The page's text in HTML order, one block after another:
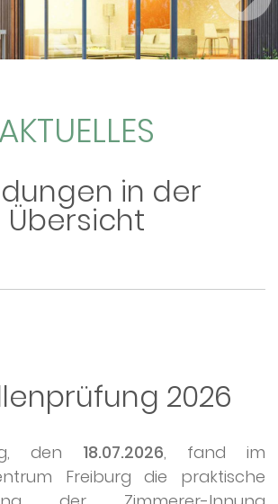
AKTUELLES
in der
Übersicht
2026
den 18.07.2026, fand im
Freiburg die praktische